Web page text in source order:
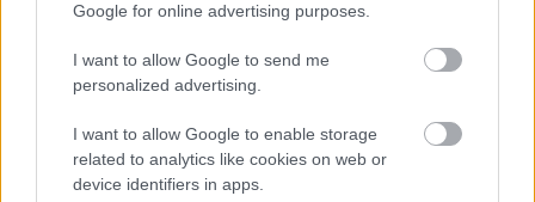
Google for online advertising purposes.
I want to allow Google to send me
personalized advertising.
I want to allow Google to enable storage
related to analytics like cookies on web or
device identifiers in apps.
dicsérettől kezdve, amotiváció fenntartásán
egészen akudarcélmények segítő feldolgozásáig
sok múlik azon, hogyan reagálunk. A jegyek mögött
ugyanis komoly erőfeszítés, valódi érzelmek,